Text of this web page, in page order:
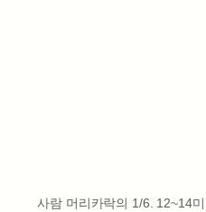
사람 머리카락의 1/6. 12~14